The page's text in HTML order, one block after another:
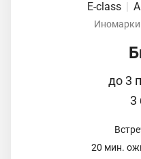
E-class |
Иномарки
до 3
3
20 мин.